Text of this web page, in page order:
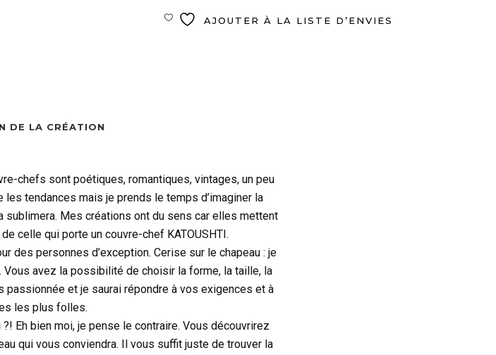
AJOUTER À LA LISTE D’ENVIES
DE LA CRÉATION
chefs sont poétiques, romantiques, vintages, un peu
tendances mais je prends le temps d’imaginer la
sublimera. Mes créations ont du sens car elles mettent
celle qui porte un couvre-chef KATOUSHTI.
des personnes d’exception. Cerise sur le chapeau : je
avez la possibilité de choisir la forme, la taille, la
passionnée et je saurai répondre à vos exigences et à
les plus folles.
Eh bien moi, je pense le contraire. Vous découvrirez
qui vous conviendra. Il vous suffit juste de trouver la